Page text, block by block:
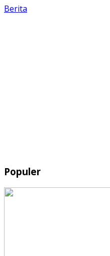
Berita
Populer